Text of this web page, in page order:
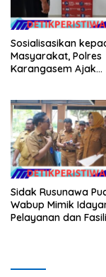
Sosialisasikan
Masyarakat, Polres
Karangasem Ajak
Sidak Rusunawa
Wabup Mimik
Pelayanan dan